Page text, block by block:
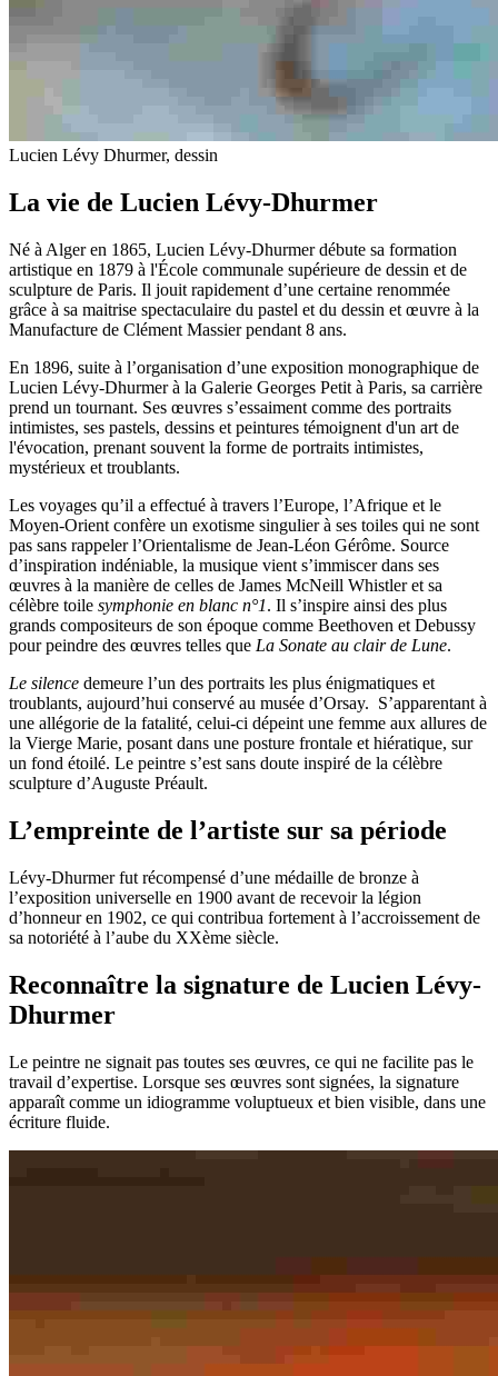
Lucien Lévy Dhurmer, dessin
La vie de Lucien Lévy-Dhurmer
Né à Alger en 1865, Lucien Lévy-Dhurmer débute sa formation
artistique en 1879 à l'École communale supérieure de dessin et de
sculpture de Paris. Il jouit rapidement d’une certaine renommée
grâce à sa maitrise spectaculaire du pastel et du dessin et œuvre à la
Manufacture de Clément Massier pendant 8 ans.
En 1896, suite à l’organisation d’une exposition monographique de
Lucien Lévy-Dhurmer à la Galerie Georges Petit à Paris, sa carrière
prend un tournant. Ses œuvres s’essaiment comme des portraits
intimistes, ses pastels, dessins et peintures témoignent d'un art de
l'évocation, prenant souvent la forme de portraits intimistes,
mystérieux et troublants.
Les voyages qu’il a effectué à travers l’Europe, l’Afrique et le
Moyen-Orient confère un exotisme singulier à ses toiles qui ne sont
pas sans rappeler l’Orientalisme de Jean-Léon Gérôme. Source
d’inspiration indéniable, la musique vient s’immiscer dans ses
œuvres à la manière de celles de James McNeill Whistler et sa
célèbre toile symphonie en blanc n°1. Il s’inspire ainsi des plus
grands compositeurs de son époque comme Beethoven et Debussy
pour peindre des œuvres telles que La Sonate au clair de Lune.
Le silence demeure l’un des portraits les plus énigmatiques et
troublants, aujourd’hui conservé au musée d’Orsay. S’apparentant à
une allégorie de la fatalité, celui-ci dépeint une femme aux allures de
la Vierge Marie, posant dans une posture frontale et hiératique, sur
un fond étoilé. Le peintre s’est sans doute inspiré de la célèbre
sculpture d’Auguste Préault.
L’empreinte de l’artiste sur sa période
Lévy-Dhurmer fut récompensé d’une médaille de bronze à
l’exposition universelle en 1900 avant de recevoir la légion
d’honneur en 1902, ce qui contribua fortement à l’accroissement de
sa notoriété à l’aube du XXème siècle.
Reconnaître la signature de Lucien Lévy-
Dhurmer
Le peintre ne signait pas toutes ses œuvres, ce qui ne facilite pas le
travail d’expertise. Lorsque ses œuvres sont signées, la signature
apparaît comme un idiogramme voluptueux et bien visible, dans une
écriture fluide.